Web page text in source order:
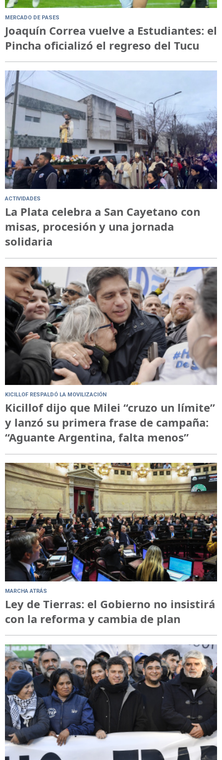
MERCADO DE PASES
Joaquín Correa vuelve a Estudiantes: el
Pincha oficializó el regreso del Tucu
ACTIVIDADES
La Plata celebra a San Cayetano con
misas, procesión y una jornada
solidaria
KICILLOF RESPALDÓ LA MOVILIZACIÓN
Kicillof dijo que Milei “cruzo un límite”
y lanzó su primera frase de campaña:
“Aguante Argentina, falta menos”
MARCHA ATRÁS
Ley de Tierras: el Gobierno no insistirá
con la reforma y cambia de plan